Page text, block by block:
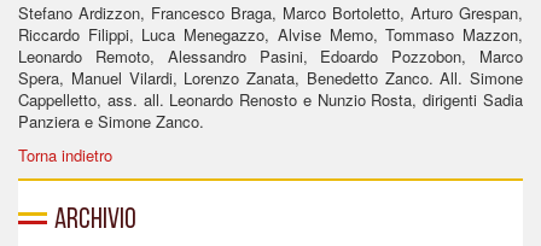
Stefano Ardizzon, Francesco Braga, Marco Bortoletto, Arturo Grespan,
Riccardo Filippi, Luca Menegazzo, Alvise Memo, Tommaso Mazzon,
Leonardo Remoto, Alessandro Pasini, Edoardo Pozzobon, Marco
Spera, Manuel Vilardi, Lorenzo Zanata, Benedetto Zanco. All. Simone
Cappelletto, ass. all. Leonardo Renosto e Nunzio Rosta, dirigenti Sadia
Panziera e Simone Zanco.
Torna indietro
Archivio